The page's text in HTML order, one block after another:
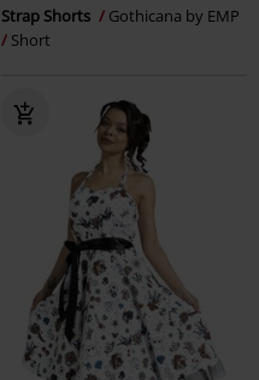
Strap Shorts
Gothicana by EMP
Short